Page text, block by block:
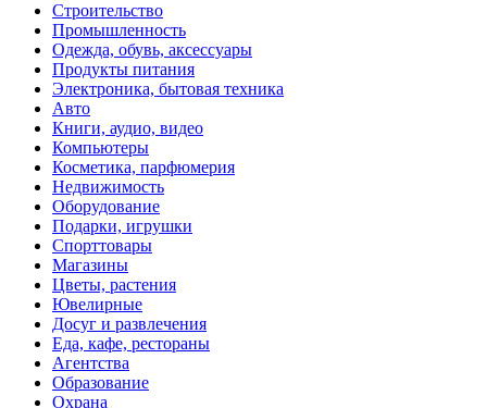
Строительство
Промышленность
Одежда, обувь, аксессуары
Продукты питания
Электроника, бытовая техника
Авто
Книги, аудио, видео
Компьютеры
Косметика, парфюмерия
Недвижимость
Оборудование
Подарки, игрушки
Спорттовары
Магазины
Цветы, растения
Ювелирные
Досуг и развлечения
Еда, кафе, рестораны
Агентства
Образование
Охрана